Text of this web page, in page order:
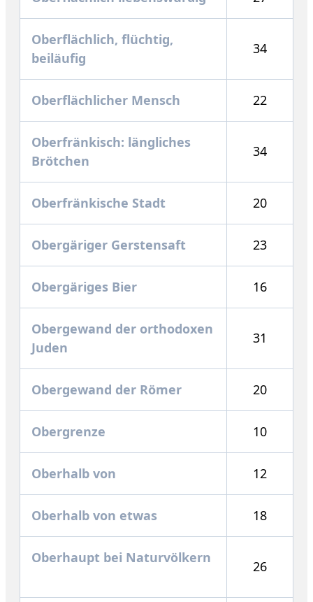
Oberflächlich, flüchtig,
beiläufig
34
Oberflächlicher Mensch 22
Oberfränkisch: längliches
Brötchen
34
Oberfränkische Stadt 20
Obergäriger Gerstensaft 23
Obergäriges Bier 16
Obergewand der orthodoxen
Juden
31
Obergewand der Römer 20
Obergrenze 10
Oberhalb von 12
Oberhalb von etwas 18
Oberhaupt bei Naturvölkern
26